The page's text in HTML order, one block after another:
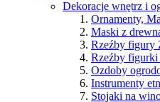
Dekoracje wnętrz i
Ornamenty,
Maski z
Rzeźby figury
Rzeźby
Ozdoby
Instrumenty
Stojaki na